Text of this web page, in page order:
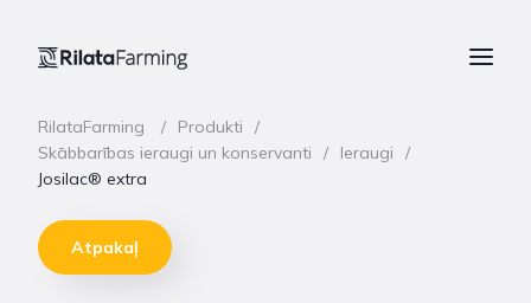
RilataFarming
Produkti
Skābbarības ieraugi un konservanti
Ieraugi
Josilac® extra
Atpakaļ